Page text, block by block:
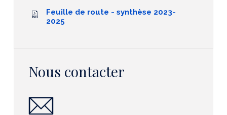
Feuille de route - synthèse 2023-
2025
Nous contacter